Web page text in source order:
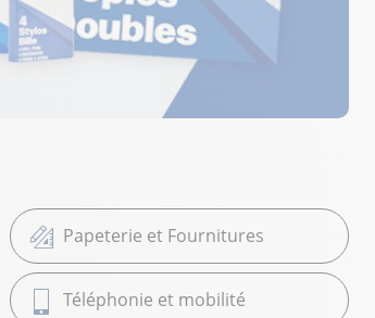
Papeterie et Fournitures
Téléphonie et mobilité